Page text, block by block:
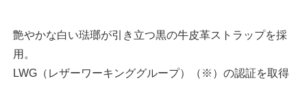
艶やかな白い琺瑯が引き立つ黒の牛皮革ストラップを採
用。
LWG（レザーワーキンググループ）（※）の認証を取得